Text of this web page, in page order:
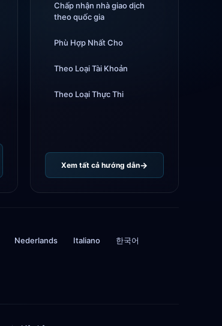
tốc độ rút tiền giờ là 24h 4d
Chấp nhận nhà giao dịch
theo quốc gia
Phù Hợp Nhất Cho
Theo Loại Tài Khoản
Theo Loại Thực Thi
Xem tất cả hướng dẫn
Nederlands Italiano 한국어